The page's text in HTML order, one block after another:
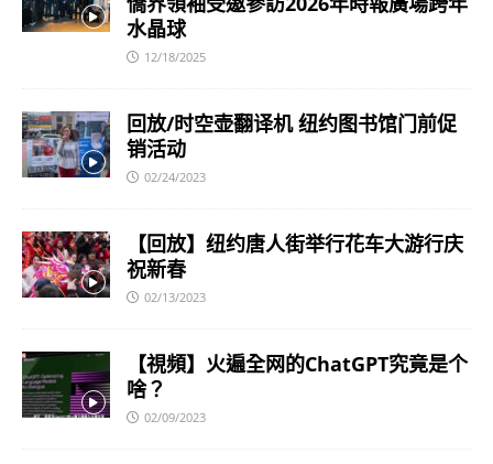
水晶球
12/18/2025
回放/时空壶翻译机 纽约图书馆门前促
销活动
02/24/2023
【回放】纽约唐人街举行花车大游行庆
祝新春
02/13/2023
【視頻】火遍全网的ChatGPT究竟是个
啥？
02/09/2023